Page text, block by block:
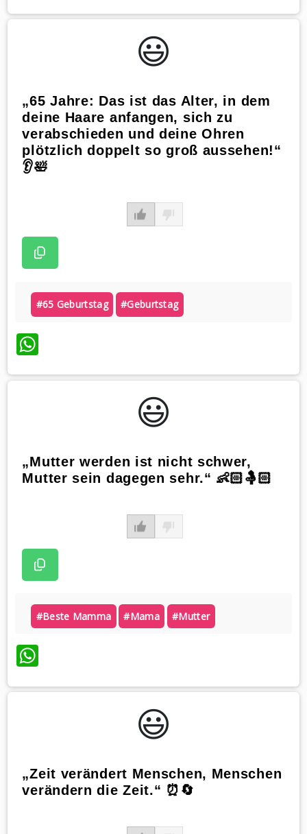
😃️
„65 Jahre: Das ist das Alter, in dem
deine Haare anfangen, sich zu
verabschieden und deine Ohren
plötzlich doppelt so groß aussehen!“
👂🛀
#65 Geburtstag #geburtstag
WhatsApp
😃️
„Mutter werden ist nicht schwer,
Mutter sein dagegen sehr.“ 👶🏻🤱🏻
#beste Mamma #mama #mutter
WhatsApp
😃️
„Zeit verändert Menschen, Menschen
verändern die Zeit.“ ⏰🔄